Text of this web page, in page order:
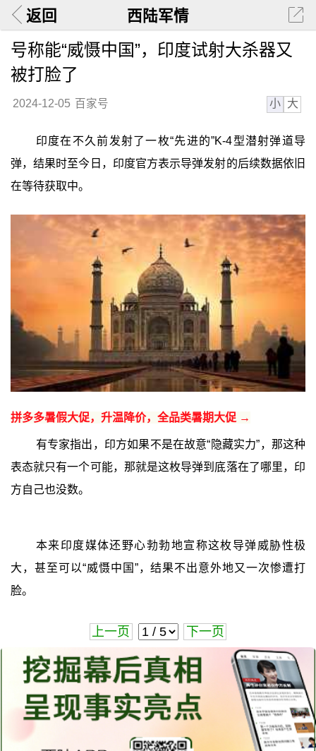
返回 西陆军情
号称能“威慑中国”，印度试射大杀器又
被打脸了
2024-12-05 百家号 小 大
印度在不久前发射了一枚“先进的”K-4型潜射弹道导
弹，结果时至今日，印度官方表示导弹发射的后续数据依旧
在等待获取中。
拼多多暑假大促，升温降价，全品类暑期大促 →
有专家指出，印方如果不是在故意“隐藏实力”，那这种
表态就只有一个可能，那就是这枚导弹到底落在了哪里，印
方自己也没数。
本来印度媒体还野心勃勃地宣称这枚导弹威胁性极
大，甚至可以“威慑中国”，结果不出意外地又一次惨遭打
脸。
上一页 下一页